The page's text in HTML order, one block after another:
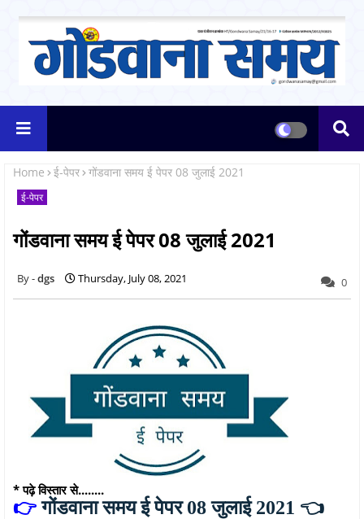
Home ई-पेपर गोंडवाना समय ई पेपर 08 जुलाई 2021
ई-पेपर
गोंडवाना समय ई पेपर 08 जुलाई 2021
dgs Thursday, July 08, 2021 0
* पढ़े विस्तार से........
👉गोंडवाना समय ई पेपर 08 जुलाई 2021 👈